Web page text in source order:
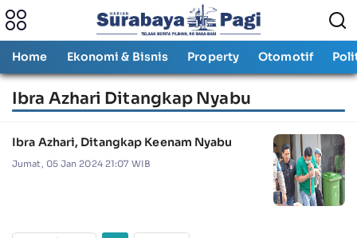
Home Ekonomi & Bisnis Property Otomotif
Ibra Azhari Ditangkap Nyabu
Ibra Azhari, Ditangkap Keenam Nyabu
Jumat, 05 Jan 2024 21:07 WIB